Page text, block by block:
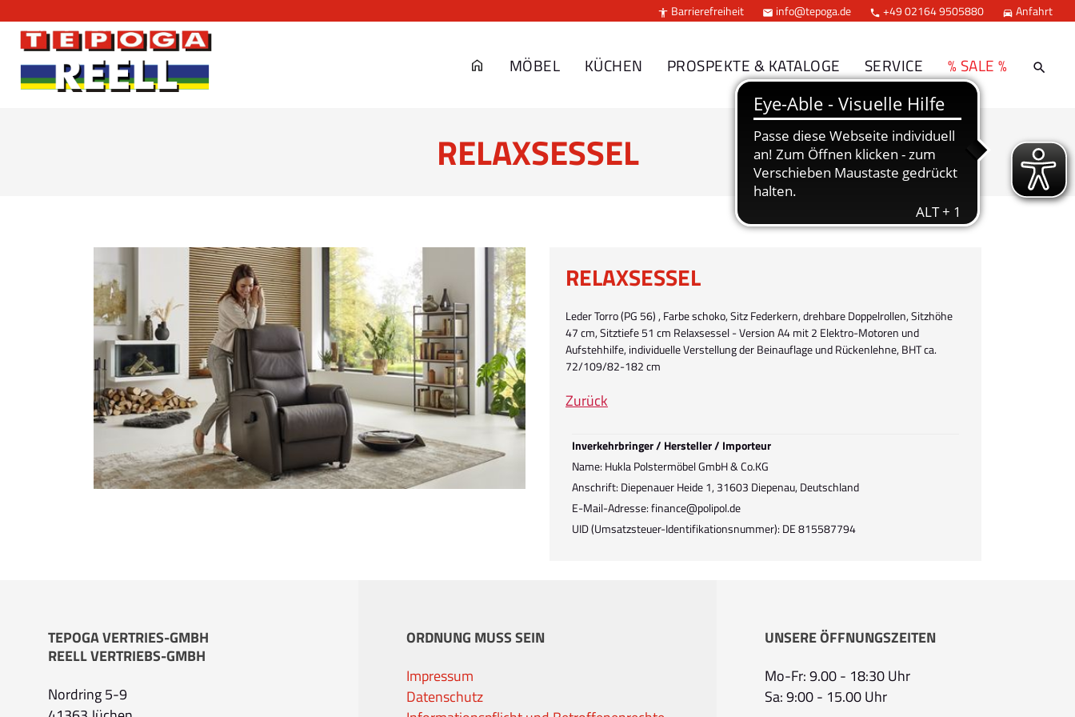
 Barrierefreiheit  info@tepoga.de  +49 02164 9505880  Anfahrt
MÖBEL KÜCHEN PROSPEKTE & KATALOGE SERVICE % SALE %
RELAXSESSEL
RELAXSESSEL
Leder Torro (PG 56) , Farbe schoko, Sitz Federkern, drehbare Doppelrollen, Sitzhöhe
47 cm, Sitztiefe 51 cm Relaxsessel - Version A4 mit 2 Elektro-Motoren und
Aufstehhilfe, individuelle Verstellung der Beinauflage und Rückenlehne, BHT ca.
72/109/82-182 cm
Zurück
Inverkehrbringer / Hersteller / Importeur
Name: Hukla Polstermöbel GmbH & Co.KG
Anschrift: Diepenauer Heide 1, 31603 Diepenau, Deutschland
E-Mail-Adresse: finance@polipol.de
UID (Umsatzsteuer-Identifikationsnummer): DE 815587794
TEPOGA VERTRIES-GMBH
REELL VERTRIEBS-GMBH
Nordring 5-9
ORDNUNG MUSS SEIN
Impressum
Datenschutz
UNSERE ÖFFNUNGSZEITEN
Mo-Fr: 9.00 - 18:30 Uhr
Sa: 9:00 - 15.00 Uhr